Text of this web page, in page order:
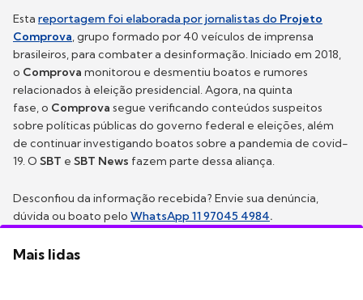
Esta reportagem foi elaborada por jornalistas do Projeto
Comprova, grupo formado por 40 veículos de imprensa
brasileiros, para combater a desinformação. Iniciado em 2018,
o Comprova monitorou e desmentiu boatos e rumores
relacionados à eleição presidencial. Agora, na quinta
fase, o Comprova segue verificando conteúdos suspeitos
sobre políticas públicas do governo federal e eleições, além
de continuar investigando boatos sobre a pandemia de covid-
19. O SBT e SBT News fazem parte dessa aliança.
Desconfiou da informação recebida? Envie sua denúncia,
dúvida ou boato pelo WhatsApp 11 97045 4984.
Mais lidas